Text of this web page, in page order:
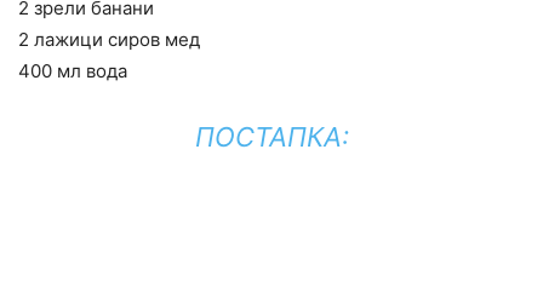
2 зрели банани
2 лажици сиров мед
400 мл вода
ПОСТАПКА: